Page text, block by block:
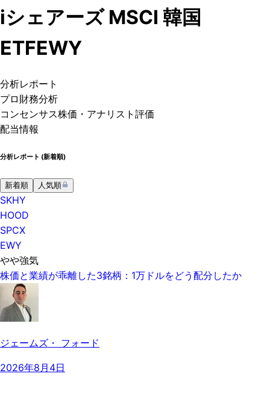
iシェアーズ MSCI 韓国
ETFEWY
分析レポート
プロ 財務分析
コンセンサス株価 ・アナリスト評価
配当情報
分析レポート (新着順)
新着順 人気順
SKHY
HOOD
SPCX
EWY
やや強気
株価と業績が乖離した3銘柄：1万ドルをどう配分したか
ジェームズ・ フォード
2026年8月4日